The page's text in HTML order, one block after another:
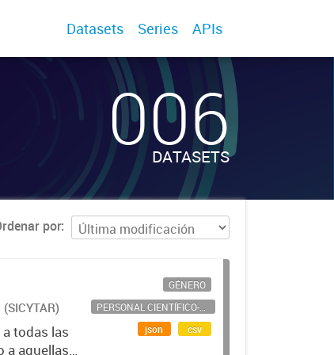
Datasets Series APIs
006
DATASETS
por
todas las
a aquellas
GÉNERO
PERSONAL CIENTÍFICO-TECNOLÓGICO
json
csv